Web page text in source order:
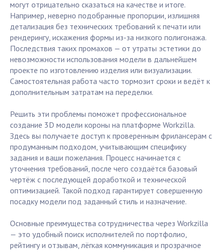
могут отрицательно сказаться на качестве и итоге.
Например, неверно подобранные пропорции, излишняя
детализация без технических требований к печати или
рендерингу, искажения формы из-за низкого полигонажа.
Последствия таких промахов — от утраты эстетики до
невозможности использования модели в дальнейшем
проекте по изготовлению изделия или визуализации.
Самостоятельная работа часто тормозит сроки и ведёт к
дополнительным затратам на переделки.
Решить эти проблемы поможет профессиональное
создание 3D модели короны на платформе Workzilla.
Здесь вы получаете доступ к проверенным фрилансерам с
продуманным подходом, учитывающим специфику
задания и ваши пожелания. Процесс начинается с
уточнения требований, после чего создаётся базовый
чертёж с последующей доработкой и технической
оптимизацией. Такой подход гарантирует совершенную
посадку модели под заданный стиль и назначение.
Основные преимущества сотрудничества через Workzilla
— это удобный поиск исполнителей по портфолио,
рейтингу и отзывам, лёгкая коммуникация и прозрачное